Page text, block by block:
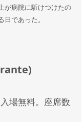
が病院に駈けつけたの
であった。
場無料。座席数